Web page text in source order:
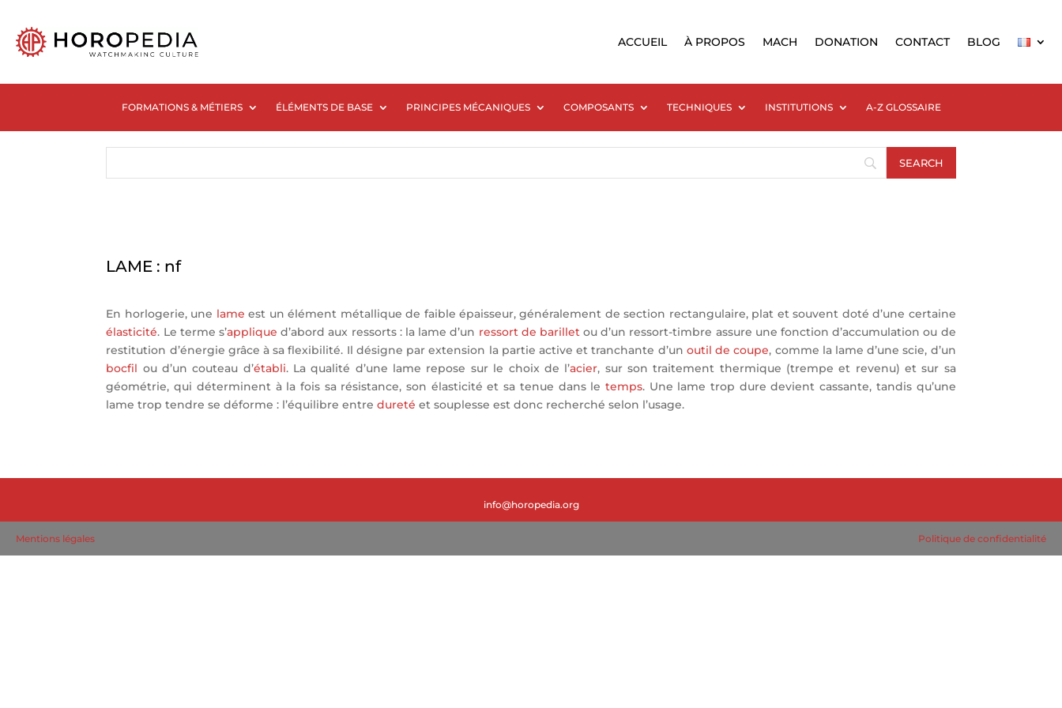
ACCUEIL À PROPOS MACH DONATION CONTACT BLOG
FORMATIONS & MÉTIERS ÉLÉMENTS DE BASE PRINCIPES MÉCANIQUES COMPOSANTS TECHNIQUES INSTITUTIONS A-Z GLOSSAIRE
LAME : nf
En horlogerie, une lame est un élément métallique de faible épaisseur, généralement de section rectangulaire, plat et souvent doté d’une certaine
élasticité. Le terme s’applique d’abord aux ressorts : la lame d’un ressort de barilletou d’un ressort-timbre assure une fonction d’accumulation ou de
restitution d’énergie grâce à sa flexibilité. Il désigne par extension la partie active et tranchante d’un outil de coupe, comme la lame d’une scie, d’un
bocfil ou d’un couteau d’établi. La qualité d’une lame repose sur le choix de l’acier, sur son traitement thermique (trempe et revenu) et sur sa
géométrie, qui déterminent à la fois sa résistance, son élasticité et sa tenue dans le temps. Une lame trop dure devient cassante, tandis qu’une
lame trop tendre se déforme : l’équilibre entredureté et souplesse est donc recherché selon l’usage.
info@horopedia.org
Mentions légales Politique de confidentialité